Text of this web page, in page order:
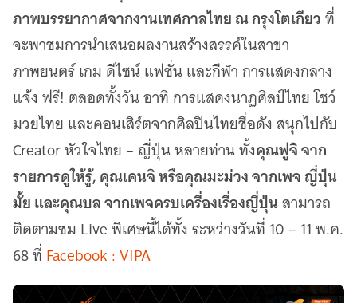
ภาพบรรยากาศจากงานเทศกาลไทย ณ กรุงโตเกียวที่
จะพาชมการนำเสนอผลงานสร้างสรรค์ในสาขา
ภาพยนตร์ เกม ดีไซน์ แฟชั่น และกีฬา การแสดงกลาง
แจ้ง ฟรี! ตลอดทั้งวัน อาทิ การแสดงนาฏศิลป์ไทย โชว์
มวยไทย และคอนเสิร์ตจากศิลปินไทยชื่อดัง สนุกไปกับ
Creator หัวใจไทย – ญี่ปุ่น หลายท่าน ทั้งคุณฟูจิ จาก
รายการดูให้รู้, คุณเคนจิ หรือคุณมะม่วง จากเพจ ญี่ปุ่น
มั้ย และคุณบล จากเพจครบเครื่องเรื่องญี่ปุ่นสามารถ
ติดตามชม Live พิเศษนี้ได้ทั้ง ระหว่างวันที่ 10 – 11 พ.ค.
68 ที่Facebook : VIPA